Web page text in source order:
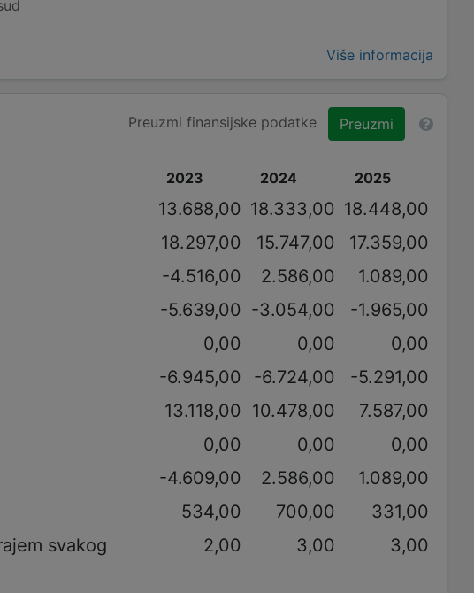
Više informacija
Preuzmi finansijske podatke Preuzmi
2023 2024 2025
13.688,00 18.333,00 18.448,00
18.297,00 15.747,00
17.359,00
-4.516,00 2.586,00
1.089,00
-5.639,00 -3.054,00
-1.965,00
0,00 0,00
0,00
-6.945,00 -6.724,00
-5.291,00
13.118,00 10.478,00
7.587,00
0,00 0,00
0,00
-4.609,00 2.586,00
1.089,00
534,00 700,00
331,00
svakog
2,00 3,00 3,00